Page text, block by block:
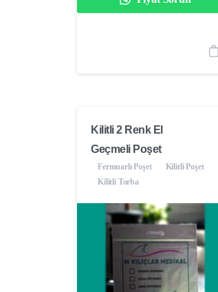
Kilitli 2 Renk El
Geçmeli Poşet
Fermuarlı Poşet
Kilitli Poşet
Kilitli Torba